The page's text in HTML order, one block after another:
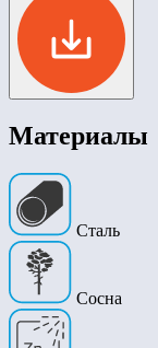
Материалы
Сталь
Сосна